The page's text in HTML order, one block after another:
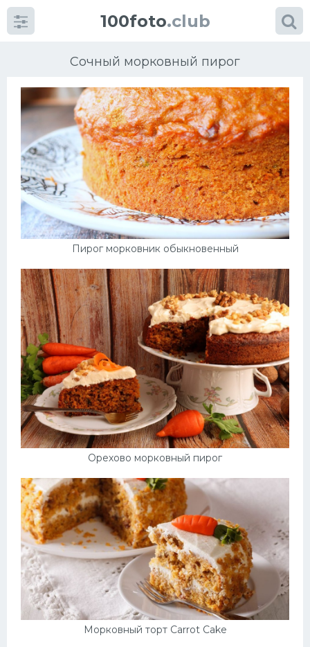
100foto.club
Сочный морковный пирог
Пирог морковник обыкновенный
Орехово морковный пирог
Морковный торт Carrot Cake
Категориикартинок
Супы
Мясные блюда
Салат
Выпечка
Десерт
Напитки
Дизайн комнаты